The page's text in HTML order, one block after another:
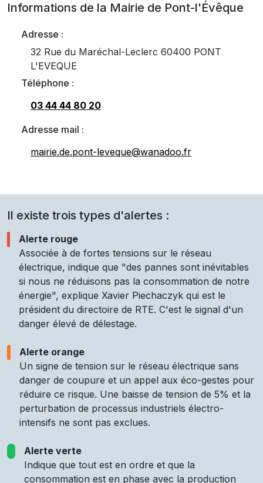
Informations de la Mairie de Pont-l'Évêque
Adresse :
32 Rue du Maréchal-Leclerc 60400 PONT
L'EVEQUE
Téléphone :
03 44 44 80 20
Adresse mail :
mairie.de.pont-leveque@wanadoo.fr
Il existe trois types d'alertes :
Alerte rouge
Associée à de fortes tensions sur le réseau
électrique, indique que "des pannes sont inévitables
si nous ne réduisons pas la consommation de notre
énergie", explique Xavier Piechaczyk qui est le
président du directoire de RTE. C'est le signal d'un
danger élevé de délestage.
Alerte orange
Un signe de tension sur le réseau électrique sans
danger de coupure et un appel aux éco-gestes pour
réduire ce risque. Une baisse de tension de 5% et la
perturbation de processus industriels électro-
intensifs ne sont pas exclues.
Alerte verte
Indique que tout est en ordre et que la
consommation est en phase avec la production